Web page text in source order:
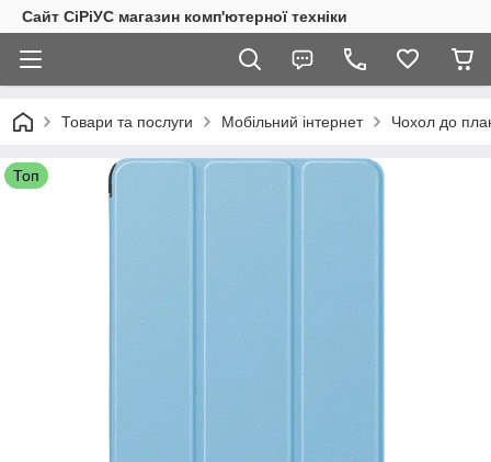
Сайт СiРiУС магазин комп'ютерної техніки
Товари та послуги Мобільний інтернет Чохол до
Топ